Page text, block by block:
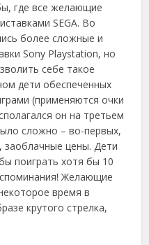
где все желающие
SEGA. Во
более сложные и
Sony Playstation, но
себе такое
дети обеспеченных
(применяются очки
он на третьем
сложно – во-первых,
цены. Дети
поиграть хотя бы 10
Желающие
время в
крутого стрелка,